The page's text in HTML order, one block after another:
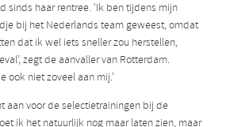
sinds haar rentree. ‘Ik ben tijdens mijn
bij het Nederlands team geweest, omdat
dat ik wel iets sneller zou herstellen,
zegt de aanvaller van Rotterdam.
ook niet zoveel aan mij.’
aan voor de selectietrainingen bij de
ik het natuurlijk nog maar laten zien, maar